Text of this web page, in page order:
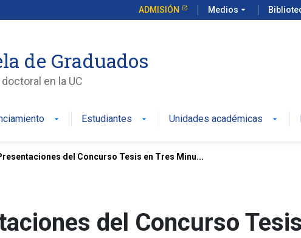
ADMISIÓN Medios arrow_drop_down
de Graduados
en la UC
Estudiantes Unidades académicas
del Concurso Tesis en Tres Minu...
del Concurso